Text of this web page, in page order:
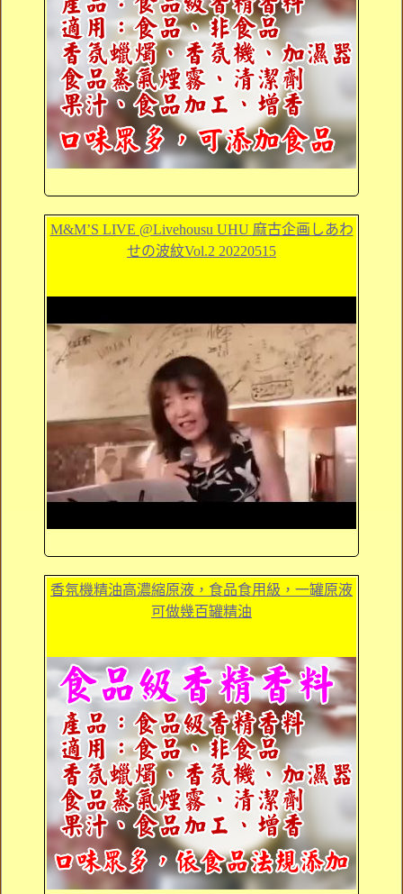
M&M’S LIVE @Livehousu UHU 麻古企画しあわ
せの波紋Vol.2 20220515
香氛機精油高濃縮原液，食品食用級，一罐原液
可做幾百罐精油